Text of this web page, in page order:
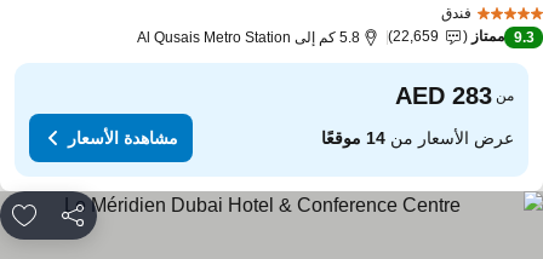
فندق
9.3 ممتاز 22,659 5.8 كم إلى Al Qusais Metro Station
من
عرض الأسعار من14 موقعًا مشاهدة الأسعار
مشاركة